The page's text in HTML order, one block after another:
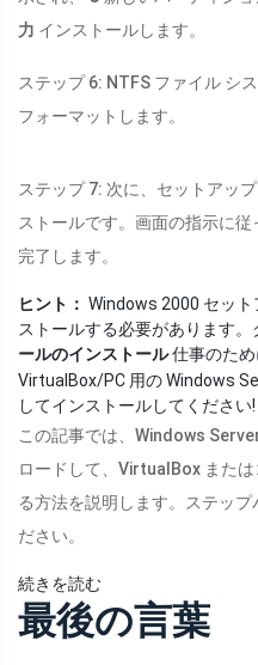
力 インストールします。
ステップ 6: NTFS ファイル シ
フォーマットします。
ステップ 7: 次に、セットアッ
ストールです。画面の指示に
完了します。
ヒント： Windows 2000 セッ
ストールする必要があります。
ールのインストール仕事のため
VirtualBox/PC 用の Windows
してインストールしてください!
この記事では、Windows
ロードして、VirtualBox また
る方法を説明します。ステッ
ださい。
続きを読む
最後の言葉